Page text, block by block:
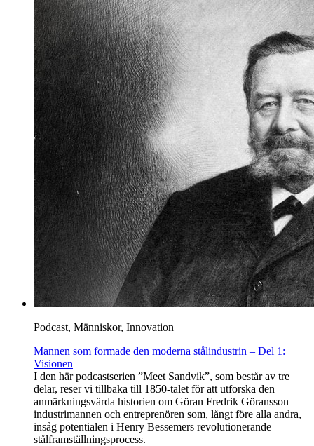
Podcast, Människor, Innovation
Mannen som formade den moderna stålindustrin – Del 1:
Visionen
I den här podcastserien ”Meet Sandvik”, som består av tre
delar, reser vi tillbaka till 1850-talet för att utforska den
anmärkningsvärda historien om Göran Fredrik Göransson –
industrimannen och entreprenören som, långt före alla andra,
insåg potentialen i Henry Bessemers revolutionerande
stålframställningsprocess.